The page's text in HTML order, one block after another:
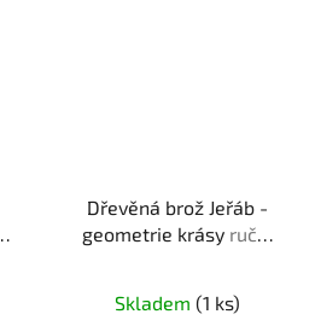
Dřevěná brož Jeřáb -
geometrie krásy ruční
Skladem (1 ks)